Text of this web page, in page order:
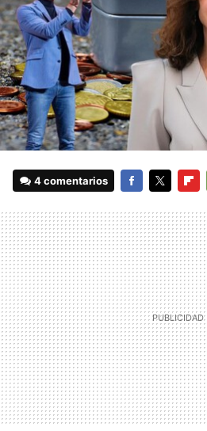
4 comentarios